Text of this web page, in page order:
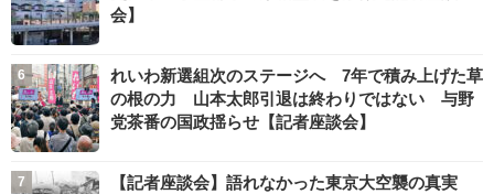
会】
れいわ新選組次のステージへ 7年で積み上げた草
の根の力 山本太郎引退は終わりではない 与野
党茶番の国政揺らせ【記者座談会】
【記者座談会】語れなかった東京大空襲の真実